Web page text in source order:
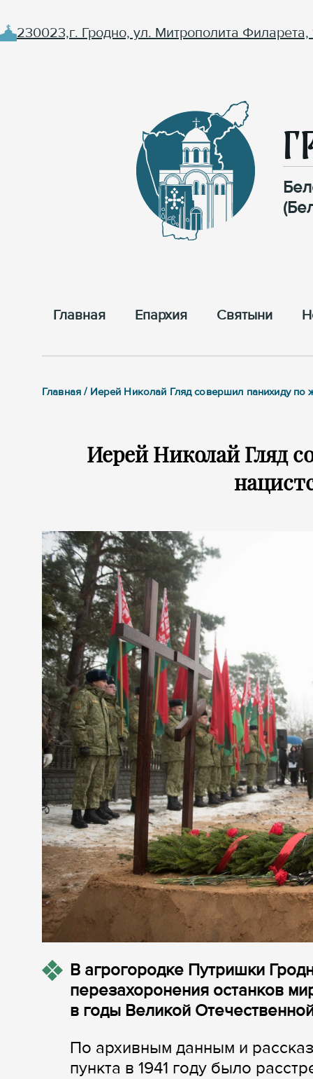
230023,г. Гродно, ул. Митрополита Филарета,
Главная Епархия Cвятыни
Главная / Иерей Николай Гляд совершил панихиду по
Иерей Николай Гляд
В агрогородке Путришки
перезахоронения останков
в годы Великой
По архивным данным и
пункта в 1941 году было